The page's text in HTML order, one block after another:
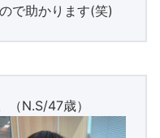
で助かります(笑)
（N.S/47歳）